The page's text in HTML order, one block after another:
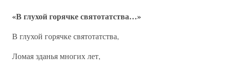
«В глухой горячке святотатства…»
В глухой горячке святотатства,
Ломая зданья многих лет,